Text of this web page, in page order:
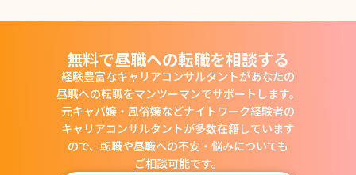
無料で昼職への転職を相談する
経験豊富なキャリアコンサルタントがあなたの
昼職への転職をマンツーマンでサポートします。
元キャバ嬢・風俗嬢などナイトワーク経験者の
キャリアコンサルタントが多数在籍しています
ので、 転職や昼職への不安・悩みについても
ご相談可能です。